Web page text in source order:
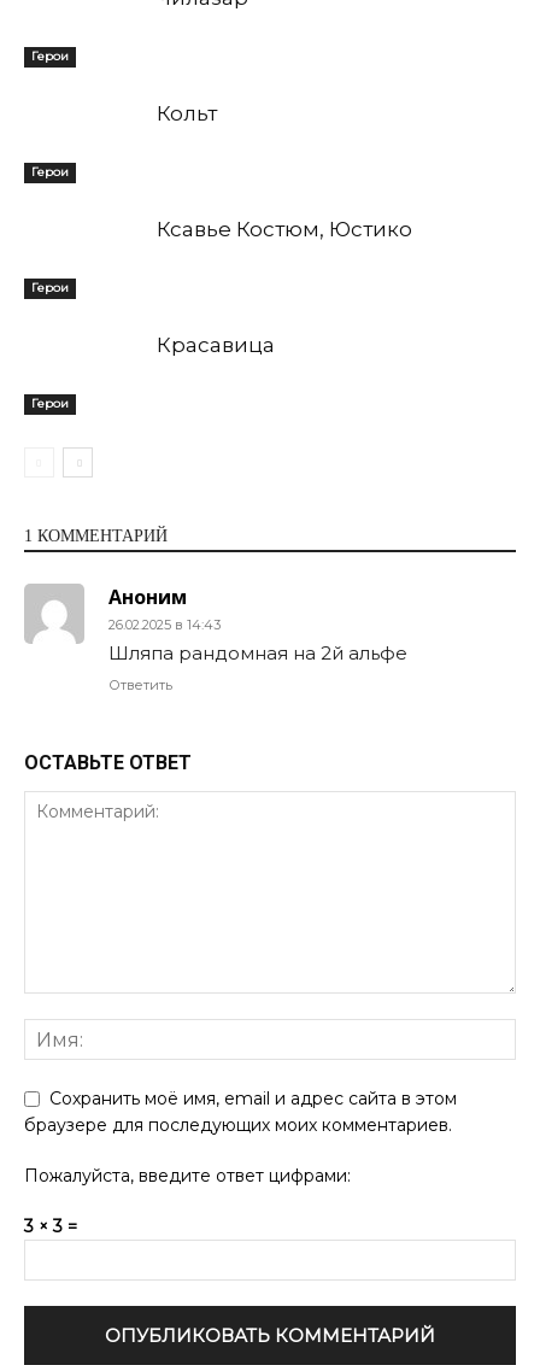
Герои
Герои
Кольт
Герои
Ксавье Костюм, Юстико
Герои
Красавица
1 КОММЕНТАРИЙ
Аноним
26.02.2025 в 14:43
Шляпа рандомная на 2й альфе
Ответить
ОСТАВЬТЕ ОТВЕТ
Сохранить моё имя, email и адрес сайта в этом
браузере для последующих моих комментариев.
Пожалуйста, введите ответ цифрами:
3 × 3 =